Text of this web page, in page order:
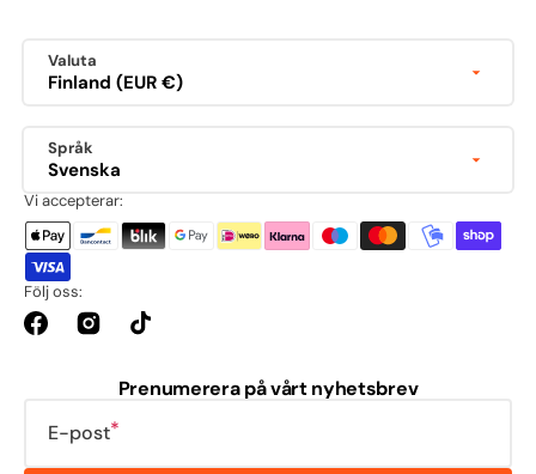
Valuta
Finland (EUR €)
Språk
Svenska
Vi accepterar:
Följ oss:
FacebookInstagramTikTok
Prenumerera på vårt nyhetsbrev
E-post